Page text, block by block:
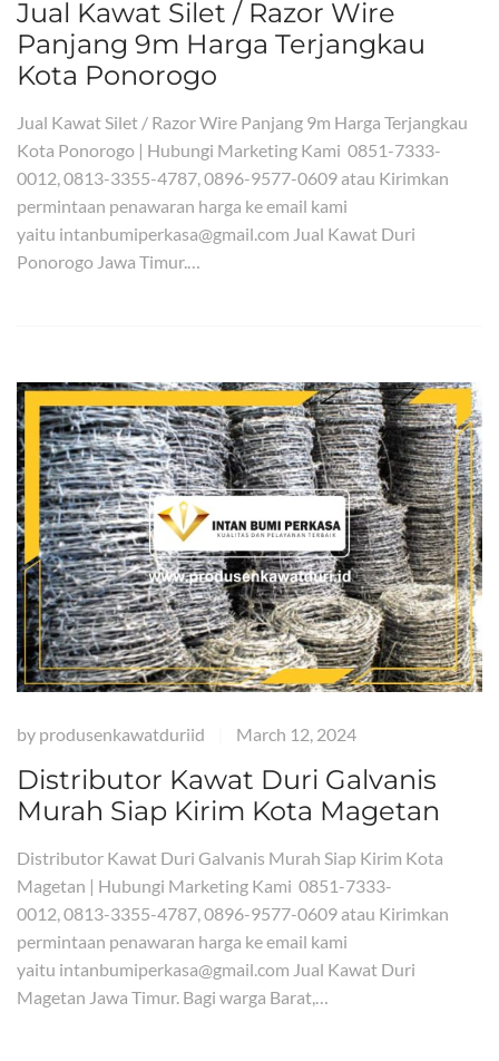
Jual Kawat Silet / Razor Wire
Panjang 9m Harga Terjangkau
Kota Ponorogo
Jual Kawat Silet / Razor Wire Panjang 9m Harga Terjangkau
Kota Ponorogo | Hubungi Marketing Kami 0851-7333-
0012, 0813-3355-4787, 0896-9577-0609 atau Kirimkan
permintaan penawaran harga ke email kami
yaitu intanbumiperkasa@gmail.com Jual Kawat Duri
Ponorogo Jawa Timur.…
by produsenkawatduriid March 12, 2024
Distributor Kawat Duri Galvanis
Murah Siap Kirim Kota Magetan
Distributor Kawat Duri Galvanis Murah Siap Kirim Kota
Magetan | Hubungi Marketing Kami 0851-7333-
0012, 0813-3355-4787, 0896-9577-0609 atau Kirimkan
permintaan penawaran harga ke email kami
yaitu intanbumiperkasa@gmail.com Jual Kawat Duri
Magetan Jawa Timur. Bagi warga Barat,…